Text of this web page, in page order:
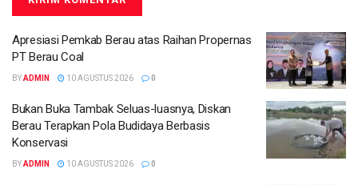
Apresiasi Pemkab Berau atas Raihan Propernas
PT Berau Coal
BYADMIN 10 AGUSTUS 2026 0
Bukan Buka Tambak Seluas-luasnya, Diskan
Berau Terapkan Pola Budidaya Berbasis
Konservasi
BYADMIN 10 AGUSTUS 2026 0